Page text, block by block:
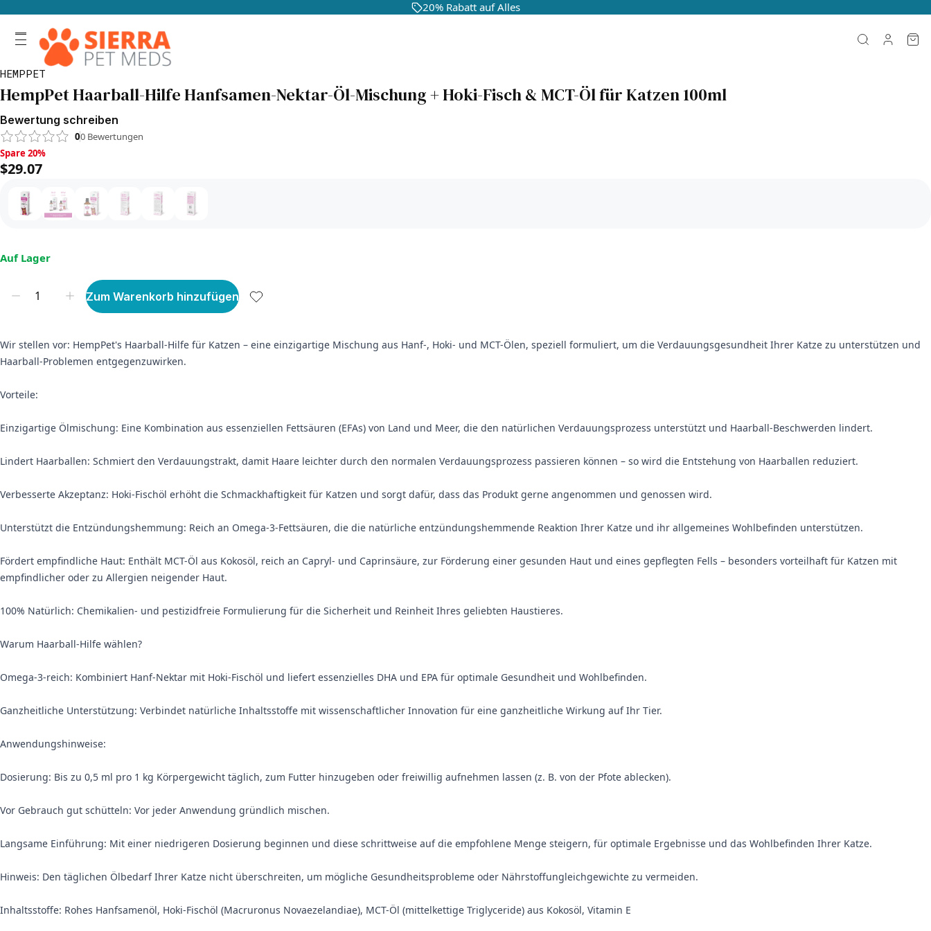
20% Rabatt auf Alles
HEMPPET
HempPet Haarball-Hilfe Hanfsamen-Nektar-Öl-Mischung + Hoki-Fisch & MCT-Öl für Katzen 100ml
Bewertung schreiben
00 Bewertungen
Spare 20%, $29.07
Spare 20%
$29.07
Auf Lager
Zum Warenkorb hinzufügen
Wir stellen vor: HempPet's Haarball-Hilfe für Katzen – eine einzigartige Mischung aus Hanf-, Hoki- und MCT-Ölen, speziell formuliert, um die Verdauungsgesundheit Ihrer Katze zu unterstützen und
Haarball-Problemen entgegenzuwirken.
Vorteile:
Einzigartige Ölmischung: Eine Kombination aus essenziellen Fettsäuren (EFAs) von Land und Meer, die den natürlichen Verdauungsprozess unterstützt und Haarball-Beschwerden lindert.
Lindert Haarballen: Schmiert den Verdauungstrakt, damit Haare leichter durch den normalen Verdauungsprozess passieren können – so wird die Entstehung von Haarballen reduziert.
Verbesserte Akzeptanz: Hoki-Fischöl erhöht die Schmackhaftigkeit für Katzen und sorgt dafür, dass das Produkt gerne angenommen und genossen wird.
Unterstützt die Entzündungshemmung: Reich an Omega-3-Fettsäuren, die die natürliche entzündungshemmende Reaktion Ihrer Katze und ihr allgemeines Wohlbefinden unterstützen.
Fördert empfindliche Haut: Enthält MCT-Öl aus Kokosöl, reich an Capryl- und Caprinsäure, zur Förderung einer gesunden Haut und eines gepflegten Fells – besonders vorteilhaft für Katzen mit
empfindlicher oder zu Allergien neigender Haut.
100% Natürlich: Chemikalien- und pestizidfreie Formulierung für die Sicherheit und Reinheit Ihres geliebten Haustieres.
Warum Haarball-Hilfe wählen?
Omega-3-reich: Kombiniert Hanf-Nektar mit Hoki-Fischöl und liefert essenzielles DHA und EPA für optimale Gesundheit und Wohlbefinden.
Ganzheitliche Unterstützung: Verbindet natürliche Inhaltsstoffe mit wissenschaftlicher Innovation für eine ganzheitliche Wirkung auf Ihr Tier.
Anwendungshinweise:
Dosierung: Bis zu 0,5 ml pro 1 kg Körpergewicht täglich, zum Futter hinzugeben oder freiwillig aufnehmen lassen (z. B. von der Pfote ablecken).
Vor Gebrauch gut schütteln: Vor jeder Anwendung gründlich mischen.
Langsame Einführung: Mit einer niedrigeren Dosierung beginnen und diese schrittweise auf die empfohlene Menge steigern, für optimale Ergebnisse und das Wohlbefinden Ihrer Katze.
Hinweis: Den täglichen Ölbedarf Ihrer Katze nicht überschreiten, um mögliche Gesundheitsprobleme oder Nährstoffungleichgewichte zu vermeiden.
Inhaltsstoffe: Rohes Hanfsamenöl, Hoki-Fischöl (Macruronus Novaezelandiae), MCT-Öl (mittelkettige Triglyceride) aus Kokosöl, Vitamin E